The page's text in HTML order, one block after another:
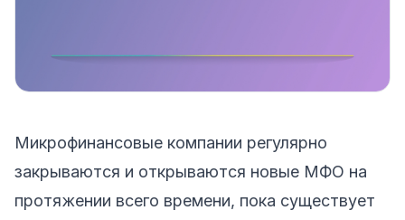
Микрофинансовые компании регулярно
закрываются и открываются новые МФО на
протяжении всего времени, пока существует